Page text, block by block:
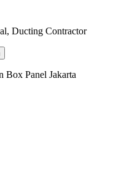
Ducting Contractor
Box Panel Jakarta